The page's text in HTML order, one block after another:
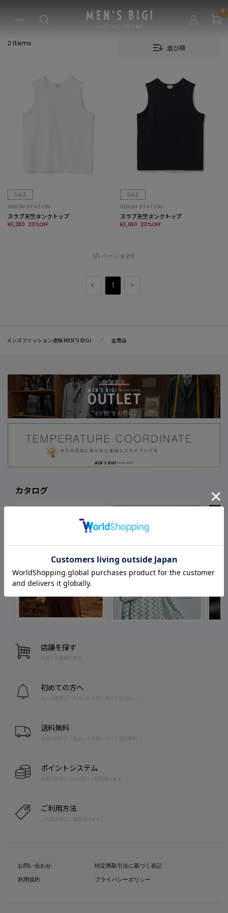
0
2 Items 並び順
SALE
UNION STATION
スラブ天竺タンクトップ
¥3,080 20%OFF
SALE
UNION STATION
スラブ天竺タンクトップ
¥3,080 20%OFF
1/1 ページ全2件
1
メンズファッション通販 MEN'S BIGI 全商品
カタログ
店舗を探す
お近くの店舗を探す
初めての方へ
もっと便利に！たのしむために覚えておきたい
送料無料
10,000円以上（税込）のお買い上げで送料無料
ポイントシステム
お買い物毎に1pt=1円でご利用頂けます
ご利用方法
ご利用方法をご確認頂けます
お問い合わせ
利用規約
特定商取引法に基づく表記
プライバシーポリシー